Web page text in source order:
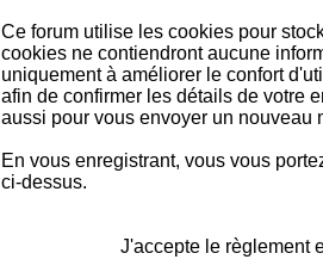
Ce forum utilise les cookies pour
cookies ne contiendront aucune
uniquement à améliorer le confort
afin de confirmer les détails de votre
aussi pour vous envoyer un nouveau
En vous enregistrant, vous vous
ci-dessus.
J'accepte le règlement